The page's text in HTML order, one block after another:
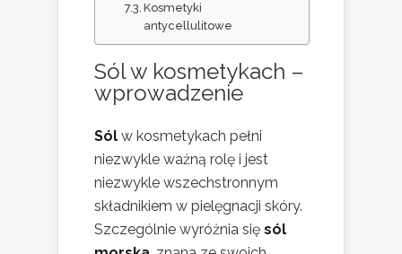
Kosmetyki
antycellulitowe
Sól w kosmetykach –
wprowadzenie
Sól w kosmetykach pełni
niezwykle ważną rolę i jest
niezwykle wszechstronnym
składnikiem w pielęgnacji skóry.
Szczególnie wyróżnia się sól